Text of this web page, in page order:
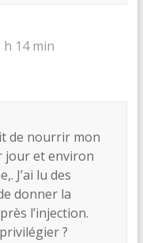
h 14 min
de nourrir mon
jour et environ
J’ai lu des
donner la
l’injection.
?